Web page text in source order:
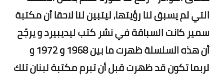
التي لم يسبق لنا رؤيتها, ليتبين لنا لاحقا أن مكتبة
سمير كانت السباقة في نشر كتب ليديبيرد و يرجّح
أن هذه السلسلة ظهرت ما بين 1968 و 1972 و
لربما تكون قد ظهرت قبل أن تبرم مكتبة لبنان تلك